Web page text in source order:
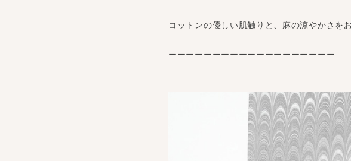
コットンの優しい肌触りと、麻の涼やかさを
ーーーーーーーーーーーーーーーーーーー